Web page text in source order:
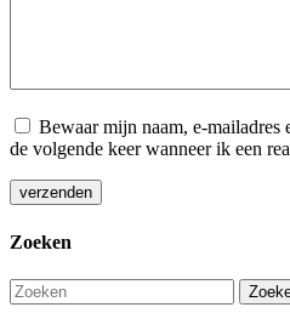
Bewaar mijn naam, e-mailadres
de volgende keer wanneer ik een
Zoeken